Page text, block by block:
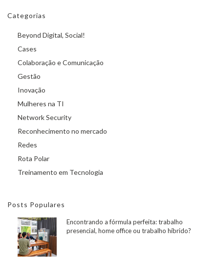
Categorias
Beyond Digital, Social!
Cases
Colaboração e Comunicação
Gestão
Inovação
Mulheres na TI
Network Security
Reconhecimento no mercado
Redes
Rota Polar
Treinamento em Tecnologia
Posts Populares
Encontrando a fórmula perfeita: trabalho
presencial, home office ou trabalho híbrido?